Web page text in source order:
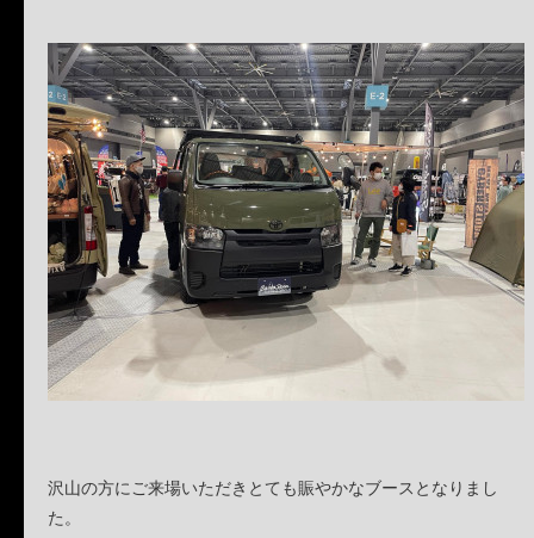
沢山の方にご来場いただきとても賑やかなブースとなりまし
た。